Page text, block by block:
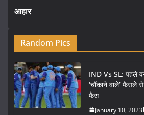
आहार
Random Pics
IND Vs SL: पहले
‘चौंकाने वाले’ फैसले
फैंस
January 10, 2023